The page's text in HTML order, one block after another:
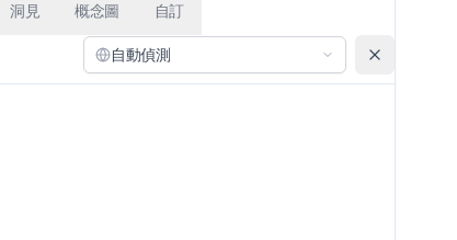
洞見 概念圖 自訂
自動偵測